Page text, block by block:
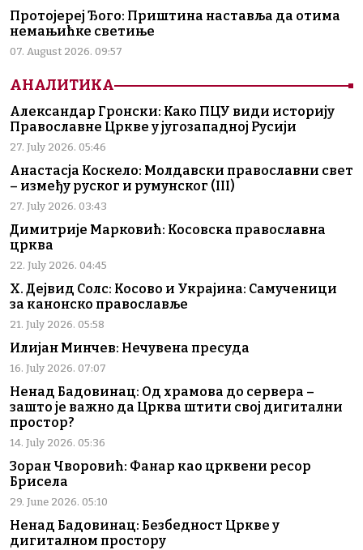
Протојереј Ђого: Приштина наставља да отима
немањићке светиње
07. August 2026. 09:57
АНАЛИТИКА
Александар Гронски: Како ПЦУ види историју
Православне Цркве у југозападној Русији
27. July 2026. 05:46
Анастасја Коскело: Молдавски православни свет
– између руског и румунског (III)
27. July 2026. 03:43
Димитрије Марковић: Косовска православна
црква
22. July 2026. 04:45
Х. Дејвид Солс: Косово и Украјина: Самученици
за канонско православље
21. July 2026. 05:58
Илијан Минчев: Нечувена пресуда
16. July 2026. 07:07
Ненад Бадовинац: Од храмова до сервера –
зашто је важно да Црква штити свој дигитални
простор?
14. July 2026. 05:36
Зоран Чворовић: Фанар као црквени ресор
Брисела
29. June 2026. 05:10
Ненад Бадовинац: Безбедност Цркве у
дигиталном простору